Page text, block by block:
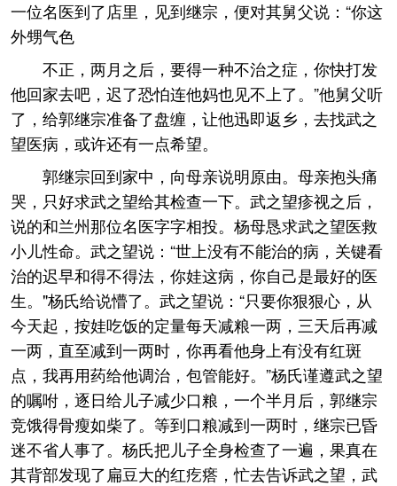
一位名医到了店里，见到继宗，便对其舅父说：“你这
外甥气色
不正，两月之后，要得一种不治之症，你快打发
他回家去吧，迟了恐怕连他妈也见不上了。”他舅父听
了，给郭继宗准备了盘缠，让他迅即返乡，去找武之
望医病，或许还有一点希望。
郭继宗回到家中，向母亲说明原由。母亲抱头痛
哭，只好求武之望给其检查一下。武之望疹视之后，
说的和兰州那位名医字字相投。杨母恳求武之望医救
小儿性命。武之望说：“世上没有不能治的病，关键看
治的迟早和得不得法，你娃这病，你自己是最好的医
生。"杨氏给说懵了。武之望说：“只要你狠狠心，从
今天起，按娃吃饭的定量每天减粮一两，三天后再减
一两，直至减到一两时，你再看他身上有没有红斑
点，我再用药给他调治，包管能好。”杨氏谨遵武之望
的嘱咐，逐日给儿子减少口粮，一个半月后，郭继宗
竞饿得骨瘦如柴了。等到口粮减到一两时，继宗已昏
迷不省人事了。杨氏把儿子全身检查了一遍，果真在
其背部发现了扁豆大的红疙瘩，忙去告诉武之望，武